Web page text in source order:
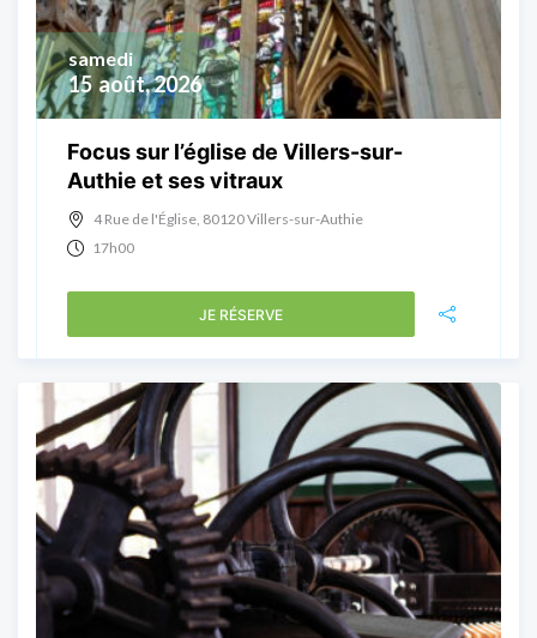
15 août, 2026
samedi
Focus sur l’église de Villers-sur-
Authie et ses vitraux
4 Rue de l'Église, 80120 Villers-sur-Authie
17h00
JE RÉSERVE